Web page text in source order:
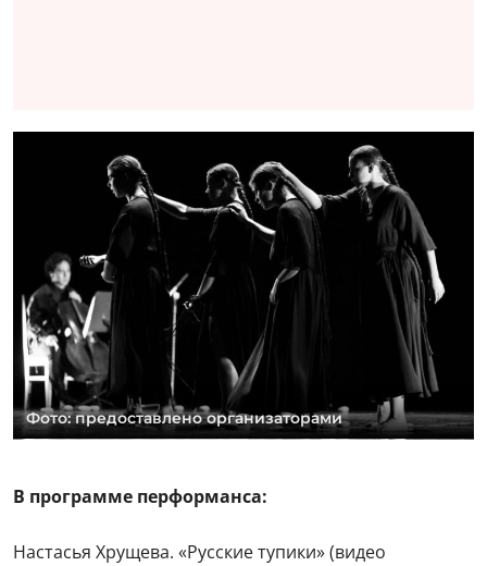
Фото: предоставлено организаторами
В программе перформанса:
Настасья Хрущева. «Русские тупики» (видео